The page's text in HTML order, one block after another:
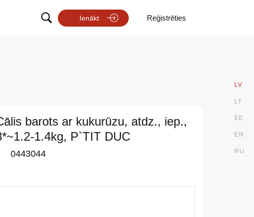
LV
LT
EE
EN
RU
Ienākt Reģistrēties
barots ar kukurūzu, atdz., iep.,
1.4kg, P`TIT DUC
0443044